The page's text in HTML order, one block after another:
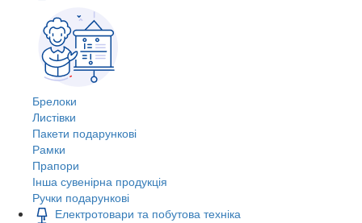
Брелоки
Листівки
Пакети подарункові
Рамки
Прапори
Інша сувенірна продукція
Ручки подарункові
Електротовари та побутова техніка